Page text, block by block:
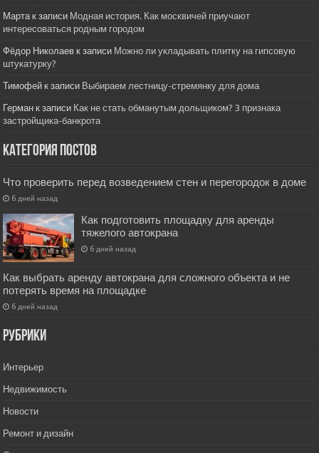
Марта к записи Модная история. Как москвичей приучают
интересоваться родным городом
Фёдор Николаев к записи Можно ли укладывать плитку на гипсовую
штукатурку?
Тимофей к записи Выбираем лестницу-стремянку для дома
Герман к записи Как не стать обманутым дольщиком? 3 признака
застройщика-банкрота
Категория постов
Что проверить перед возведением стен и перегородок в доме
6 дней назад
Как подготовить площадку для аренды
тяжелого автокрана
6 дней назад
Как выбрать аренду автокрана для сложного объекта и не
потерять время на площадке
6 дней назад
РУбрики
Интерьер
Недвижимость
Новости
Ремонт и дизайн